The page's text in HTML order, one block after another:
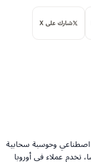
شارك على X
اصطناعي وحوسبة سحابية
فرنسا، تخدم عملاء في أوروبا